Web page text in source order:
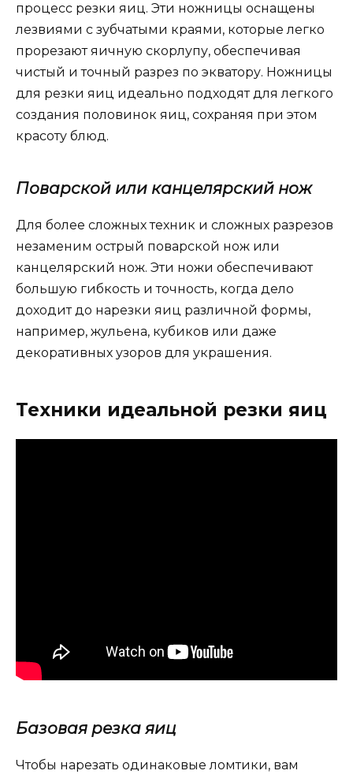
процесс резки яиц. Эти ножницы оснащены
лезвиями с зубчатыми краями, которые легко
прорезают яичную скорлупу, обеспечивая
чистый и точный разрез по экватору. Ножницы
для резки яиц идеально подходят для легкого
создания половинок яиц, сохраняя при этом
красоту блюд.
Поварской или канцелярский нож
Для более сложных техник и сложных разрезов
незаменим острый поварской нож или
канцелярский нож. Эти ножи обеспечивают
большую гибкость и точность, когда дело
доходит до нарезки яиц различной формы,
например, жульена, кубиков или даже
декоративных узоров для украшения.
Техники идеальной резки яиц
Базовая резка яиц
Чтобы нарезать одинаковые ломтики, вам